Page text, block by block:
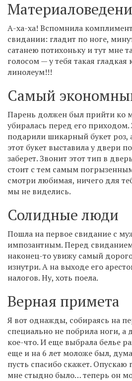
А-ха-ха! Вспомнила
свидании: гладит по ноге,
сатанею потихоньку и тут мне
голосом — у тебя такая
линолеум!!!
Самый
Парень должен был прийти ко
убиралась перед его
подарили шикарный букет роз,
этот букет выставила у двери
заберет. Звонит этот тип в
стоит с тем самым
смотри любимая, ничего для
мы не виделись.
Солидные люди
Пошла на первое свидание с
импозантным. Перед
наконец-то увижу самый
изнутри. А на выходе его
налогов. Ну, хоть поела.
Верная примета
Я вот однажды, собираясь на
специально не побрила ноги,
кое-что. И еще выбрала белье
еще и на 6 лет моложе был,
пусть спасибо скажет. Опускаю
мне стыдно было… теперь он